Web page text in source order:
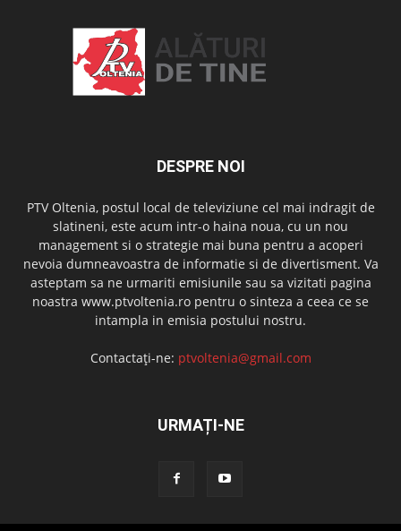
DESPRE NOI
PTV Oltenia, postul local de televiziune cel mai indragit de
slatineni, este acum intr-o haina noua, cu un nou
management si o strategie mai buna pentru a acoperi
nevoia dumneavoastra de informatie si de divertisment. Va
asteptam sa ne urmariti emisiunile sau sa vizitati pagina
noastra www.ptvoltenia.ro pentru o sinteza a ceea ce se
intampla in emisia postului nostru.
Contactați-ne: ptvoltenia@gmail.com
URMAȚI-NE